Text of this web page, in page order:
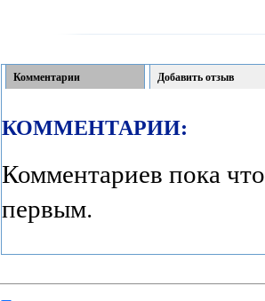
Комментарии Добавить отзыв
КОММЕНТАРИИ:
Комментариев пока
первым.